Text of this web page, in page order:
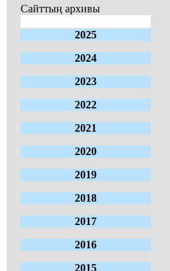
Сайттың архивы
2025
2024
2023
2022
2021
2020
2019
2018
2017
2016
2015